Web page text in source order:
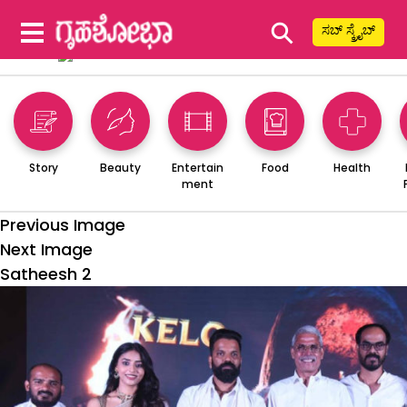
⚲ ಸಬ್ ಸ್ಕ್ರೈಬ್
Story Beauty
Entertain
ment
Food Health
Previous Image
Next Image
Satheesh 2